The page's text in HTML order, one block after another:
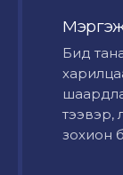
Бид
тээвэр,
зохион